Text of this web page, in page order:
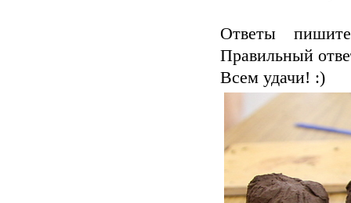
Ответы
Правильный
Всем удачи! :)